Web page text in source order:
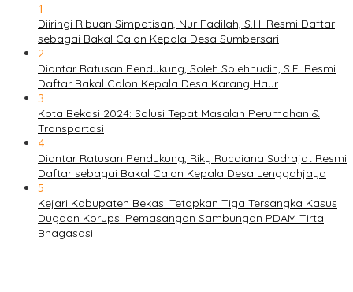
1
Diiringi Ribuan Simpatisan, Nur Fadilah, S.H. Resmi Daftar
sebagai Bakal Calon Kepala Desa Sumbersari
2
Diantar Ratusan Pendukung, Soleh Solehhudin, S.E. Resmi
Daftar Bakal Calon Kepala Desa Karang Haur
3
Kota Bekasi 2024: Solusi Tepat Masalah Perumahan &
Transportasi
4
Diantar Ratusan Pendukung, Riky Rucdiana Sudrajat Resmi
Daftar sebagai Bakal Calon Kepala Desa Lenggahjaya
5
Kejari Kabupaten Bekasi Tetapkan Tiga Tersangka Kasus
Dugaan Korupsi Pemasangan Sambungan PDAM Tirta
Bhagasasi